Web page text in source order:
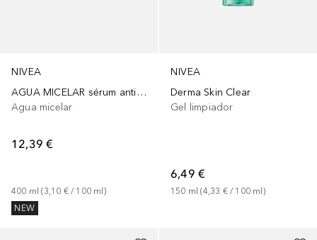
NIVEA
AGUA MICELAR sérum anti-imperfecciones
Agua micelar
12,39 €
400 ml (3,10 € / 100 ml )
NEW
NIVEA
Derma Skin Clear
Gel limpiador
6,49 €
150 ml (4,33 € / 100 ml )